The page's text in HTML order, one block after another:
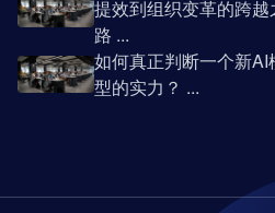
提效到组织变革的跨越
路 ...
如何真正判断一个新AI
型的实力？ ...